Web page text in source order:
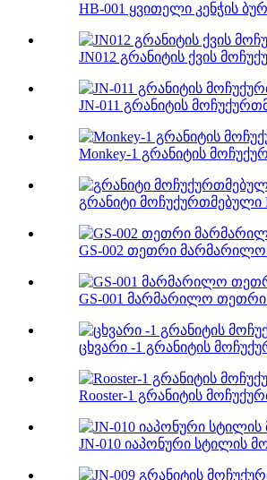
HB-001 ყვითელი კენჭის
JN012 გრანიტის ქვის
JN-011 გრანიტის
Monkey-1 გრანიტის
გრანიტი მოჩუქურთმებული
GS-002 თეთრი მარმარილოს
GS-001 მარმარილო თეთრი
ცხვარი -1 გრანიტის
Rooster-1 გრანიტის
JN-010 იაპონური სტილის